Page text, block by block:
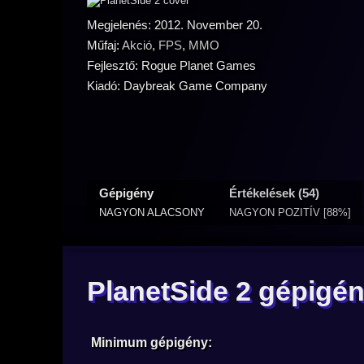
Megjelenés: 2012. November 20.
Műfaj: Akció, FPS, MMO
Fejlesztő: Rogue Planet Games
Kiadó: Daybreak Game Company
Gépigény
NAGYON ALACSONY
Értékelések (54)
NAGYON POZITÍV [88%]
PlanetSide 2
Minimum gépigény: